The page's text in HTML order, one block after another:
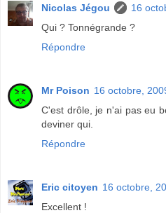
Nicolas Jégou
16
Qui ? Tonnégrande ?
Répondre
Mr Poison 16 octobre,
C'est drôle, je n'ai pas eu
deviner qui.
Répondre
Eric citoyen 16 octobre,
Excellent !